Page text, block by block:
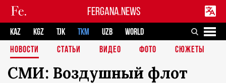
FERGANA.NEWS
KAZ KGZ TJK TKM UZB
WORLD
НОВОСТИ
СТАТЬИ ВИДЕО ФОТО СЮЖЕТЫ
СМИ: Воздушный флот